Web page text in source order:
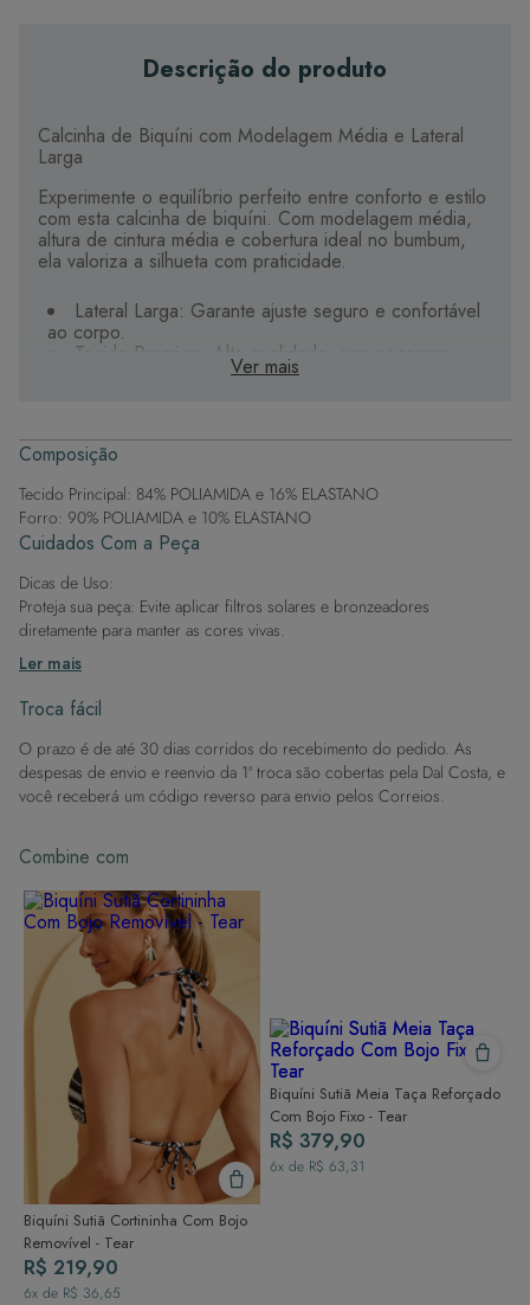
Descrição do produto
Calcinha de Biquíni com Modelagem Média e Lateral
Larga
Experimente o equilíbrio perfeito entre conforto e estilo
com esta calcinha de biquíni. Com modelagem média,
altura de cintura média e cobertura ideal no bumbum,
ela valoriza a silhueta com praticidade.
Lateral Larga: Garante ajuste seguro e confortável
ao corpo.
Tecido Premium: Alta qualidade, com secagem
rápida e excelente durabilidade.
Detalhes Exclusivos: Deixam cada peça única e
elegante.
Para quem valoriza um toque de estilo, sem abrir mão
da leveza nos dias de sol.
Ver mais
Composição
Tecido Principal: 84% POLIAMIDA e 16% ELASTANO
Forro: 90% POLIAMIDA e 10% ELASTANO
Cuidados Com a Peça
Dicas de Uso:
Proteja sua peça: Evite aplicar filtros solares e bronzeadores
diretamente para manter as cores vivas.
Após a piscina: Lembre-se de que o cloro pode desgastar o tecido,
então enxague após sair da água.
Evite superfícies ásperas: Para manter a integridade do tecido, evite
Dicas de Lavagem:
Lave rapidamente: Assim que possível, lave separado de outras peças.
À mão e com cuidado: Use água fria e sabão neutro, evitando máquina
Secagem ideal: Não deixe de molho nem guarde úmido. Seque à
Para cores vibrantes: Lave as peças antes do primeiro uso e siga as
dicas acima para manter as cores radiantes.
Ler mais
Troca fácil
O prazo é de até 30 dias corridos do recebimento do pedido. As
despesas de envio e reenvio da 1ª troca são cobertas pela Dal Costa, e
você receberá um código reverso para envio pelos Correios.
Combine com
Biquíni Sutiã Cortininha Com Bojo
Removível - Tear
R$ 219,90
6x de R$ 36,65
Biquíni Sutiã Meia Taça Reforçado
Com Bojo Fixo - Tear
R$ 379,90
6x de R$ 63,31